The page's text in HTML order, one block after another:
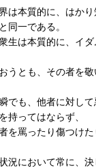
は本質的に、はかり
同一である。
生は本質的に、イダ
うとも、その者を敬
でも、他者に対して
持ってはならず、
を罵ったり傷つけた
況において常に、決